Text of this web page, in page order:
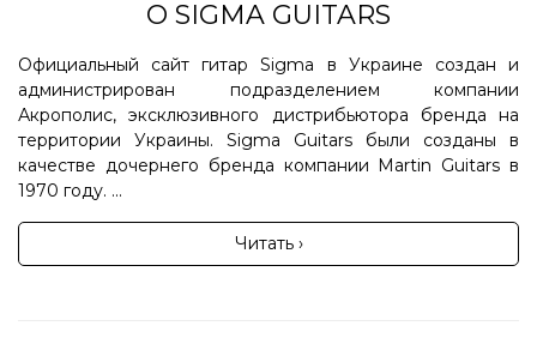
О SIGMA GUITARS
Официальный сайт гитар Sigma в Украине создан и
администрирован подразделением компании
Акрополис, эксклюзивного дистрибьютора бренда на
территории Украины. Sigma Guitars были созданы в
качестве дочернего бренда компании Martin Guitars в
1970 году. ...
Читать ›